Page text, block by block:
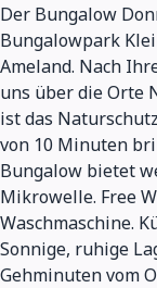
Der Bungalow
Bungalowpark
Ameland. Nach
uns über die Orte
ist das
von 10 Minuten
Bungalow bietet
Mikrowelle. Free
Waschmaschine.
Sonnige, ruhige
Gehminuten vom